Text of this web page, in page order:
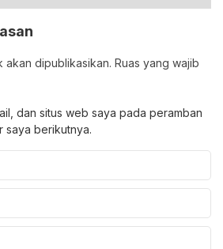
akan dipublikasikan. Ruas yang wajib
dan situs web saya pada peramban
saya berikutnya.